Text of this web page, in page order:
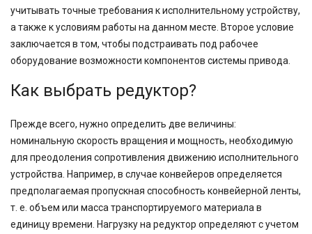
учитывать точные требования к исполнительному устройству,
а также к условиям работы на данном месте. Второе условие
заключается в том, чтобы подстраивать под рабочее
оборудование возможности компонентов системы привода.
Как выбрать редуктор?
Прежде всего, нужно определить две величины:
номинальную скорость вращения и мощность, необходимую
для преодоления сопротивления движению исполнительного
устройства. Например, в случае конвейеров определяется
предполагаемая пропускная способность конвейерной ленты,
т. е. объем или масса транспортируемого материала в
единицу времени. Нагрузку на редуктор определяют с учетом